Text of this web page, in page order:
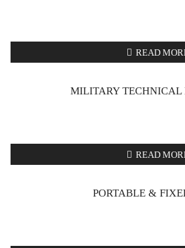
READ
MILITARY TECHNICAL
READ
PORTABLE &